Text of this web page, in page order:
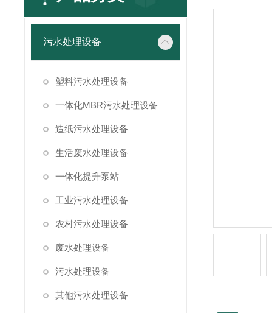
污水处理设备
塑料污水处理设备
一体化MBR污水处理设备
造纸污水处理设备
生活废水处理设备
一体化提升泵站
工业污水处理设备
农村污水处理设备
废水处理设备
污水处理设备
其他污水处理设备